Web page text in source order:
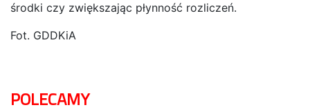
środki czy zwiększając płynność rozliczeń.
Fot. GDDKiA
POLECAMY